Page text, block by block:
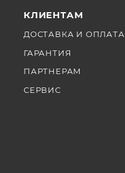
КЛИЕНТАМ
ДОСТАВКА И ОПЛАТА
ГАРАНТИЯ
ПАРТНЕРАМ
СЕРВИС